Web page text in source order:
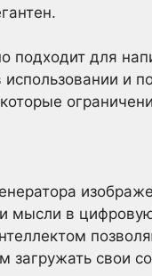
для
и
мысли в
загружать свои